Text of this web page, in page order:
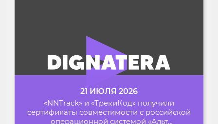
21 ИЮЛЯ 2026
«NNTrack» и «ТрекиКод» получили
сертификаты совместимости с российской
операционной системой «Альт